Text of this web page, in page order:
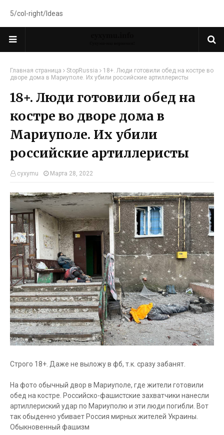
5/col-right/Ideas
Главная страница StopRussia
18+. Люди готовили обед на костре во
дворе дома в Мариуполе. Их убили российские артиллеристы
18+. Люди готовили обед на
костре во дворе дома в
Мариуполе. Их убили
российские артиллеристы
cyxymu Марта 28, 2022
Строго 18+. Даже не выложу в фб, т.к. сразу забанят.
На фото обычный двор в Мариуполе, где жители готовили
обед на костре. Российско-фашистские захватчики нанесли
артиллериский удар по Мариуполю и эти люди погибли. Вот
так обыденно убивает Россия мирных жителей Украины.
Обыкновенный фашизм